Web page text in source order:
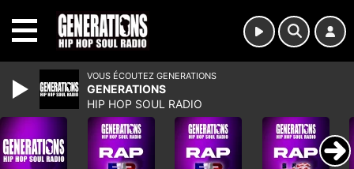
VOUS ÉCOUTEZ GENERATIONS
GENERATIONS
HIP HOP SOUL RADIO